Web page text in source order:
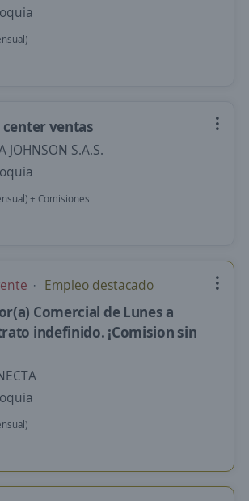
ventas
JOHNSON S.A.S.
+ Comisiones
Empleo destacado
Comercial de Lunes a
indefinido. ¡Comision sin